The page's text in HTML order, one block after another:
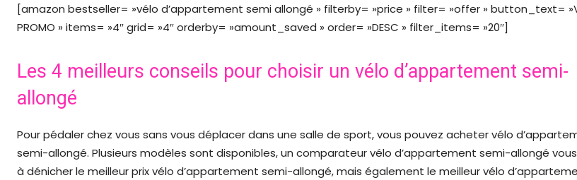
[amazon bestseller= »vélo d’appartement semi allongé » filterby= »price » filter= »offer » button_text=
PROMO » items= »4″ grid= »4″ orderby= »amount_saved » order= »DESC » filter_items= »20″]
Les 4 meilleurs conseils pour choisir un vélo d’appartement semi-
allongé
Pour pédaler chez vous sans vous déplacer dans une salle de sport, vous pouvez acheter vélo
semi-allongé. Plusieurs modèles sont disponibles, un comparateur vélo d’appartement semi-allongé
à dénicher le meilleur prix vélo d’appartement semi-allongé, mais également le meilleur vélo